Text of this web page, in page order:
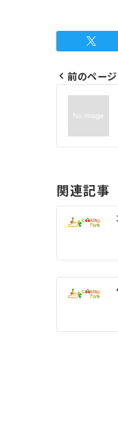
投
ナ
ゲ
ー
ョ
ン
前のページ
関連記事